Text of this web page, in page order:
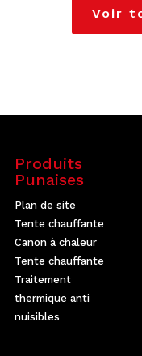
Voir
Produits
Punaises
Plan de site
Tente chauffante
Canon à chaleur
Tente chauffante
Traitement
thermique anti
nuisibles